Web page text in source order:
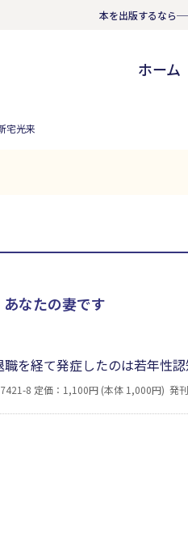
本を出版するなら
ホーム
宅光来
なたの妻です
職を経て発症したのは若年性
し、暴言を吐くようにもな
りをぶつける日常ではある
8 定価：1,100円 (本体 1,000円) 発